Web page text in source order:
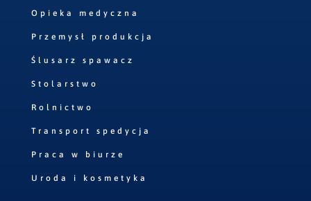
Opieka medyczna
Przemysł produkcja
Ślusarz spawacz
Stolarstwo
Rolnictwo
Transport spedycja
Praca w biurze
Uroda i kosmetyka